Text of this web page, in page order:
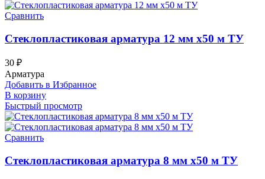
Сравнить
Стеклопластиковая арматура 12 мм х50 м ТУ
30 ₽
Арматура
Добавить в Избранное
В корзину
Быстрый просмотр
Сравнить
Стеклопластиковая арматура 8 мм х50 м ТУ